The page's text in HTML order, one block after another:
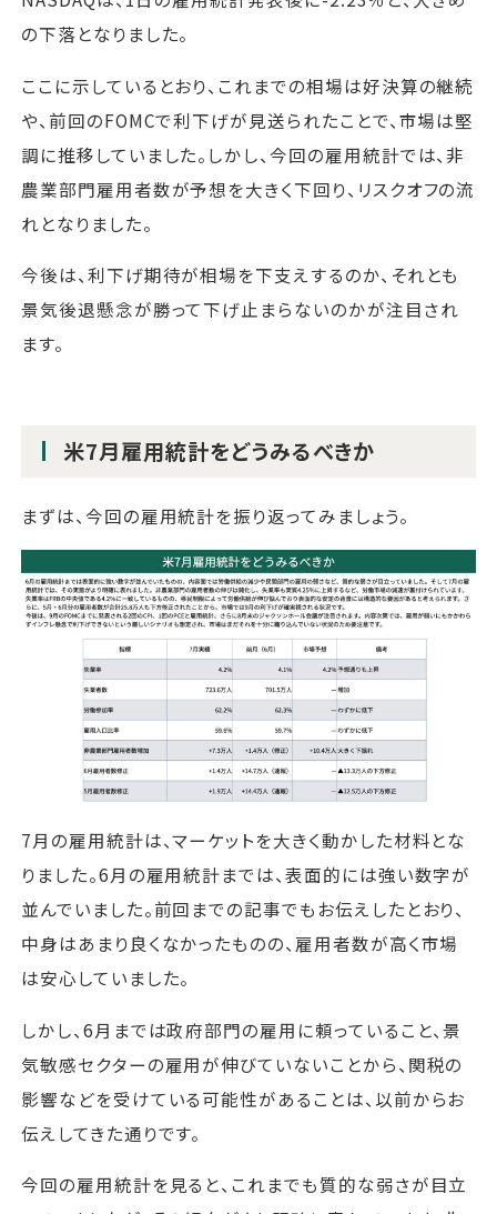
の下落となりました。
ここに示しているとおり、これまでの相場は好決算の継続
や、前回のFOMCで利下げが見送られたことで、市場は堅
調に推移していました。しかし、今回の雇用統計では、非
農業部門雇用者数が予想を大きく下回り、リスクオフの流
れとなりました。
今後は、利下げ期待が相場を下支えするのか、それとも
景気後退懸念が勝って下げ止まらないのかが注目され
ます。
米7月雇用統計をどうみるべきか
まずは、今回の雇用統計を振り返ってみましょう。
7月の雇用統計は、マーケットを大きく動かした材料とな
りました。6月の雇用統計までは、表面的には強い数字が
並んでいました。前回までの記事でもお伝えしたとおり、
中身はあまり良くなかったものの、雇用者数が高く市場
は安心していました。
しかし、6月までは政府部門の雇用に頼っていること、景
気敏感セクターの雇用が伸びていないことから、関税の
影響などを受けている可能性があることは、以前からお
伝えしてきた通りです。
今回の雇用統計を見ると、これまでも質的な弱さが目立